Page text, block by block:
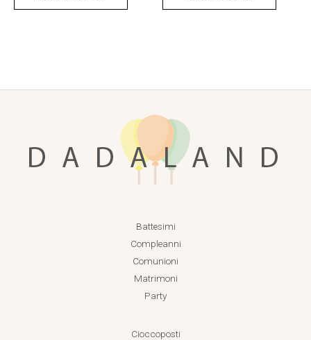
Battesimi
Compleanni
Comunioni
Matrimoni
Party
Cioccoposti